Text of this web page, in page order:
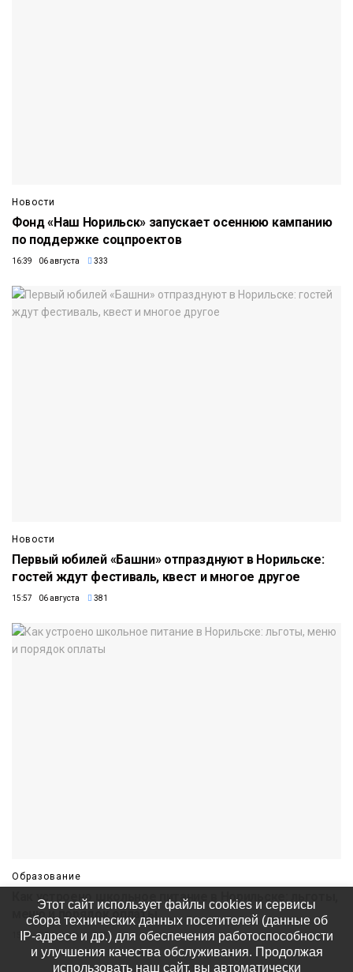
Новости
Фонд «Наш Норильск» запускает осеннюю кампанию
по поддержке соцпроектов
16:39 06 августа 333
Новости
Первый юбилей «Башни» отпразднуют в Норильске:
гостей ждут фестиваль, квест и многое другое
15:57 06 августа 381
Образование
Как устроено школьное питание в Норильске: льготы,
меню и порядок оплаты
15:15 06 августа 338
Этот сайт использует файлы cookies и сервисы
сбора технических данных посетителей (данные об
IP-адресе и др.) для обеспечения работоспособности
и улучшения качества обслуживания. Продолжая
использовать наш сайт, вы автоматически